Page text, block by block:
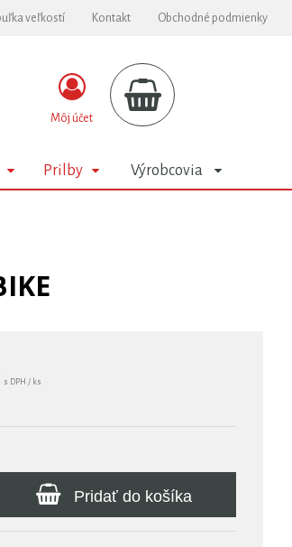
veľkostí Kontakt Obchodné podmienky
Môj účet
Prilby Výrobcovia
s DPH / ks
Pridať do košíka